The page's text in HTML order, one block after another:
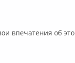
впечатения об